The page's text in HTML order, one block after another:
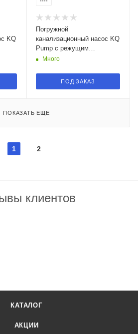
KQ
Погружной
канализационный насос KQ
Pump с режущим
механизмом серии WQ S
Смоленске
Много
ПОД ЗАКАЗ
ПОКАЗАТЬ ЕЩЕ
1 2
клиентов
КАТАЛОГ
АКЦИИ